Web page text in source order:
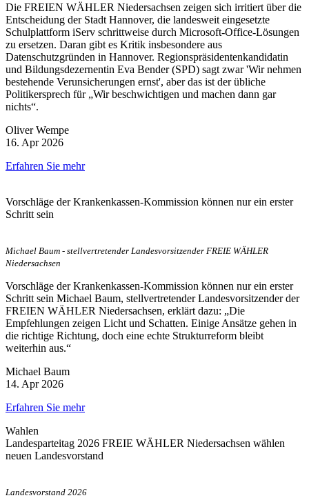
Die FREIEN WÄHLER Niedersachsen zeigen sich irritiert über die
Entscheidung der Stadt Hannover, die landesweit eingesetzte
Schulplattform iServ schrittweise durch Microsoft‑Office‑Lösungen
zu ersetzen. Daran gibt es Kritik insbesondere aus
Datenschutzgründen in Hannover. Regionspräsidentenkandidatin
und Bildungsdezernentin Eva Bender (SPD) sagt zwar 'Wir nehmen
bestehende Verunsicherungen ernst', aber das ist der übliche
Politikersprech für „Wir beschwichtigen und machen dann gar
nichts“.
Oliver Wempe
16. Apr 2026
Erfahren Sie mehr
Vorschläge der Krankenkassen-Kommission können nur ein erster
Schritt sein
Michael Baum - stellvertretender Landesvorsitzender FREIE WÄHLER
Niedersachsen
Vorschläge der Krankenkassen-Kommission können nur ein erster
Schritt sein Michael Baum, stellvertretender Landesvorsitzender der
FREIEN WÄHLER Niedersachsen, erklärt dazu: „Die
Empfehlungen zeigen Licht und Schatten. Einige Ansätze gehen in
die richtige Richtung, doch eine echte Strukturreform bleibt
weiterhin aus.“
Michael Baum
14. Apr 2026
Erfahren Sie mehr
Wahlen
Landesparteitag 2026 FREIE WÄHLER Niedersachsen wählen
neuen Landesvorstand
Landesvorstand 2026